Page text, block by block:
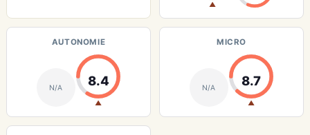
▲
AUTONOMIE
N/A 8.4
▲
MICRO
N/A 8.7
▲